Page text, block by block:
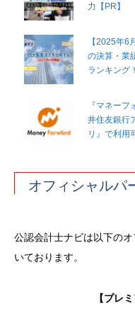
力【PR】
【2025年6
の決算・業
ランキング！
『マネー
井住友銀行
リ』で利用
オフィシャルパ
公認会計士ナビは以下の
いております。
【プレ